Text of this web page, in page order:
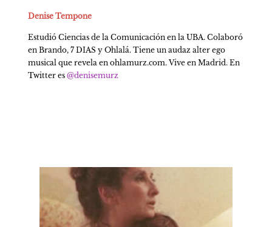
Denise Tempone
Estudió Ciencias de la Comunicación en la UBA. Colaboró
en Brando, 7 DIAS y Ohlalá. Tiene un audaz alter ego
musical que revela en ohlamurz.com. Vive en Madrid. En
Twitter es @denisemurz